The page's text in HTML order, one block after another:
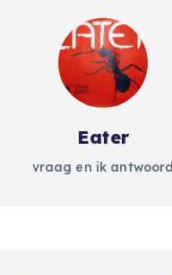
Eater
vraag en ik antwoord